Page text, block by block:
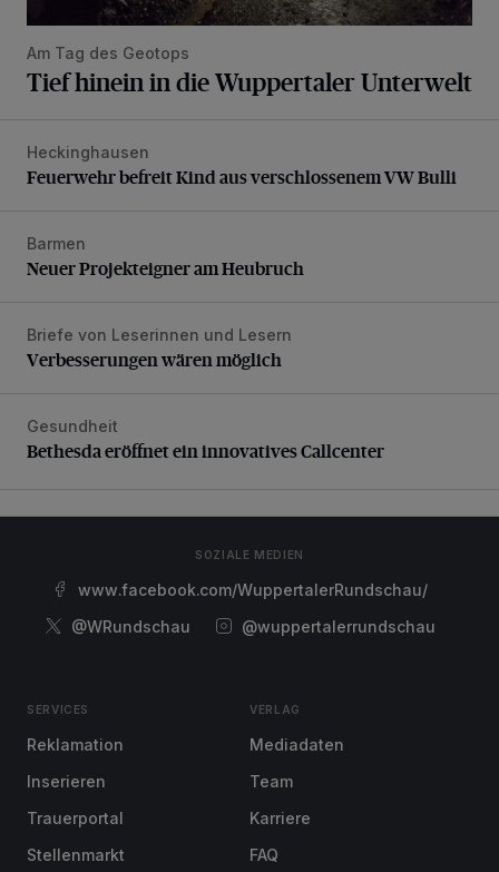
Am Tag des Geotops
Tief hinein in die Wuppertaler Unterwelt
Feuerwehr befreit Kind aus verschlossenem VW Bulli
Heckinghausen
Feuerwehr befreit Kind aus verschlossenem VW Bulli
Neuer Projekteigner am Heubruch
Barmen
Neuer Projekteigner am Heubruch
Verbesserungen wären möglich
Briefe von Leserinnen und Lesern
Verbesserungen wären möglich
Bethesda eröffnet ein innovatives Callcenter
Gesundheit
Bethesda eröffnet ein innovatives Callcenter
SOZIALE MEDIEN
www.facebook.com/WuppertalerRundschau/
@WRundschau
@wuppertalerrundschau
SERVICES
Reklamation
Inserieren
Trauerportal
Stellenmarkt
VERLAG
Mediadaten
Team
Karriere
FAQ